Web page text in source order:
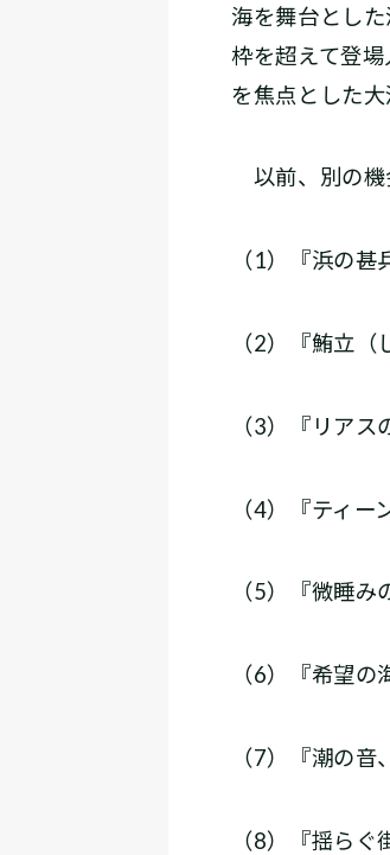
海を舞台とし
枠を超えて登
を焦点とした
以前、別の機
（1）『浜の
（2）『鮪立
（3）『リア
（4）『ティ
（5）『微睡
（6）『希望
（7）『潮の
（8）『揺ら